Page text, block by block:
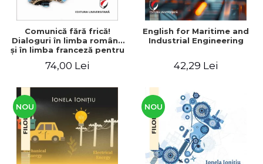
Comunică fără frică!
Dialoguri în limba română
şi în limba franceză pentru
străini/Communique sans
roumain et en français
pour les citoyens
étrangers
74,00 Lei
English for Maritime and
Industrial Engineering
42,29 Lei
NOU NOU